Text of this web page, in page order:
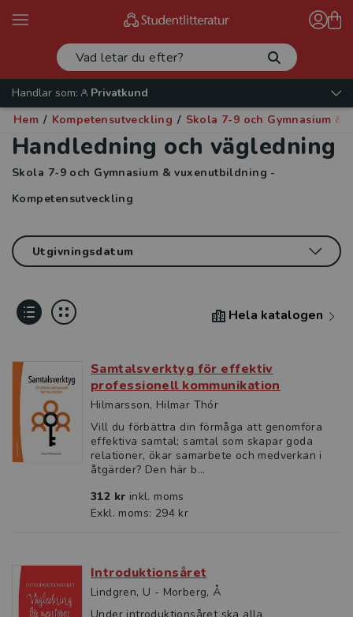
Handlar som:
Privatkund
Hem / Kompetensutveckling / Skola 7-9 och Gymnasium &
Handledning och vägledning
Skola 7-9 och Gymnasium & vuxenutbildning -
Kompetensutveckling
Hela katalogen
Samtalsverktyg för effektiv
professionell kommunikation
Hilmarsson, Hilmar Thór
Vill du förbättra din förmåga att genomföra
effektiva samtal; samtal som skapar goda
relationer, ökar samarbete och medverkan i
åtgärder? Den här b...
312 kr inkl. moms
Exkl. moms: 294 kr
Introduktionsåret
Lindgren, U - Morberg, Å